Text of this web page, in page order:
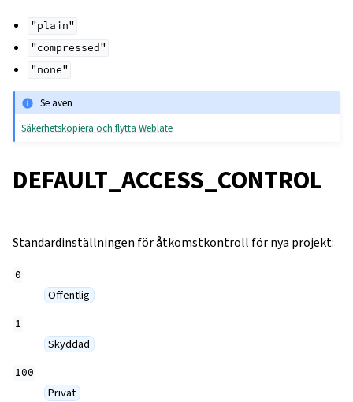
"plain"
"compressed"
"none"
Se även
Säkerhetskopiera och flytta Weblate
DEFAULT_ACCESS_CONTROL
Standardinställningen för åtkomstkontroll för nya projekt:
0
Offentlig
1
Skyddad
100
Privat